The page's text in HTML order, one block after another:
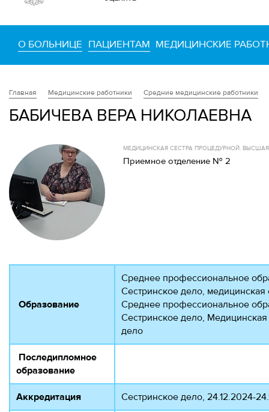
О БОЛЬНИЦЕ ПАЦИЕНТАМ МЕДИЦИНСКИЕ
Главная Медицинские работники Средние медицинские работники
БАБИЧЕВА ВЕРА НИКОЛАЕВНА
МЕДИЦИНСКАЯ СЕСТРА ПРОЦЕДУРНОЙ.
Приемное отделение № 2
Образование
Среднее профессиональное
Сестринское дело, медицинская
Среднее профессиональное
Сестринское дело, Медицинская
дело
Последипломное
образование
Аккредитация Сестринское дело, 24.12.2024-